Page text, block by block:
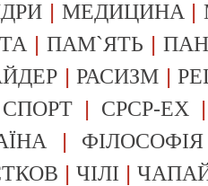
| МЕДИЦИНА |
|ПАМ`ЯТЬ |
|РАСИЗМ |
СПОРТ | СРСР-EX
| ФІЛОСОФІЯ
| ЧІЛІ |